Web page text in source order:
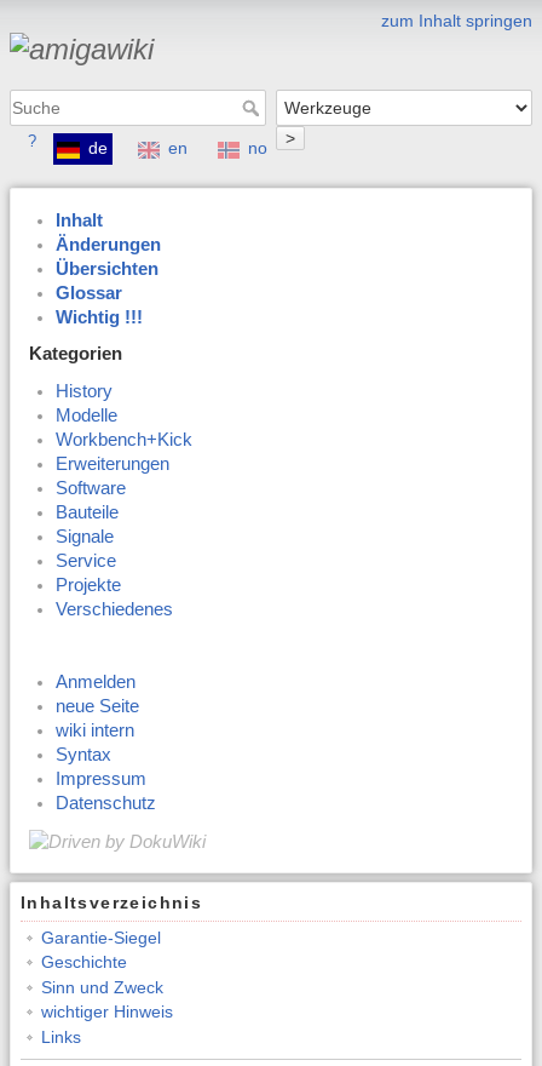
zum Inhalt springen
>
? de en no
Inhalt
Änderungen
Übersichten
Glossar
Wichtig !!!
Kategorien
History
Modelle
Workbench+Kick
Erweiterungen
Software
Bauteile
Signale
Service
Projekte
Verschiedenes
Anmelden
neue Seite
wiki intern
Syntax
Impressum
Datenschutz
Inhaltsverzeichnis
Garantie-Siegel
Geschichte
Sinn und Zweck
wichtiger Hinweis
Links